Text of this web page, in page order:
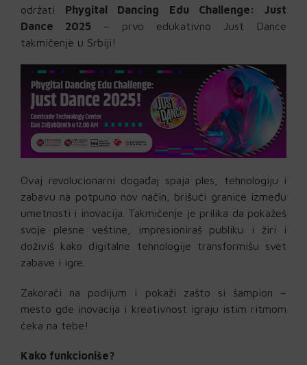
održati Phygital Dancing Edu Challenge: Just
Dance 2025 – prvo edukativno Just Dance
takmičenje u Srbiji!
Ovaj revolucionarni događaj spaja ples, tehnologiju i
zabavu na potpuno nov način, brišući granice između
umetnosti i inovacija. Takmičenje je prilika da pokažeš
svoje plesne veštine, impresioniraš publiku i žiri i
doživiš kako digitalne tehnologije transformišu svet
zabave i igre.
Zakorači na podijum i pokaži zašto si šampion –
mesto gde inovacija i kreativnost igraju istim ritmom
čeka na tebe!
Kako funkcioniše?